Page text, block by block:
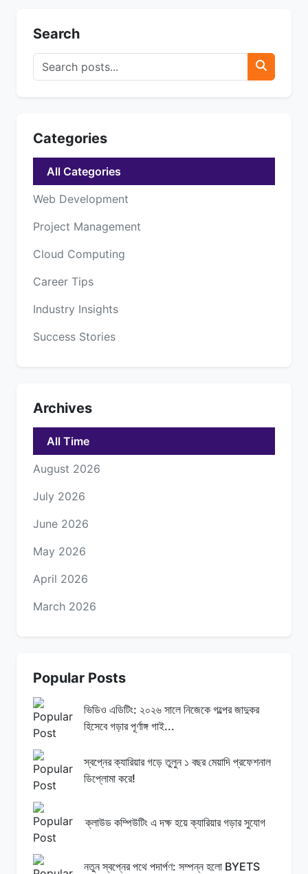
Search
Categories
All Categories
Web Development
Project Management
Cloud Computing
Career Tips
Industry Insights
Success Stories
Archives
All Time
August 2026
July 2026
June 2026
May 2026
April 2026
March 2026
Popular Posts
ভিডিও এডিটিং: ২০২৬ সালে নিজেকে গল্পের জাদুকর
হিসেবে গড়ার পূর্ণাঙ্গ গাই...
স্বপ্নের ক্যারিয়ার গড়ে তুলুন ১ বছর মেয়াদি প্রফেশনাল
ডিপ্লোমা করে!
ক্লাউড কম্পিউটিং এ দক্ষ হয়ে ক্যারিয়ার গড়ার সুযোগ
নতুন স্বপ্নের পথে পদার্পণ: সম্পন্ন হলো BYETS